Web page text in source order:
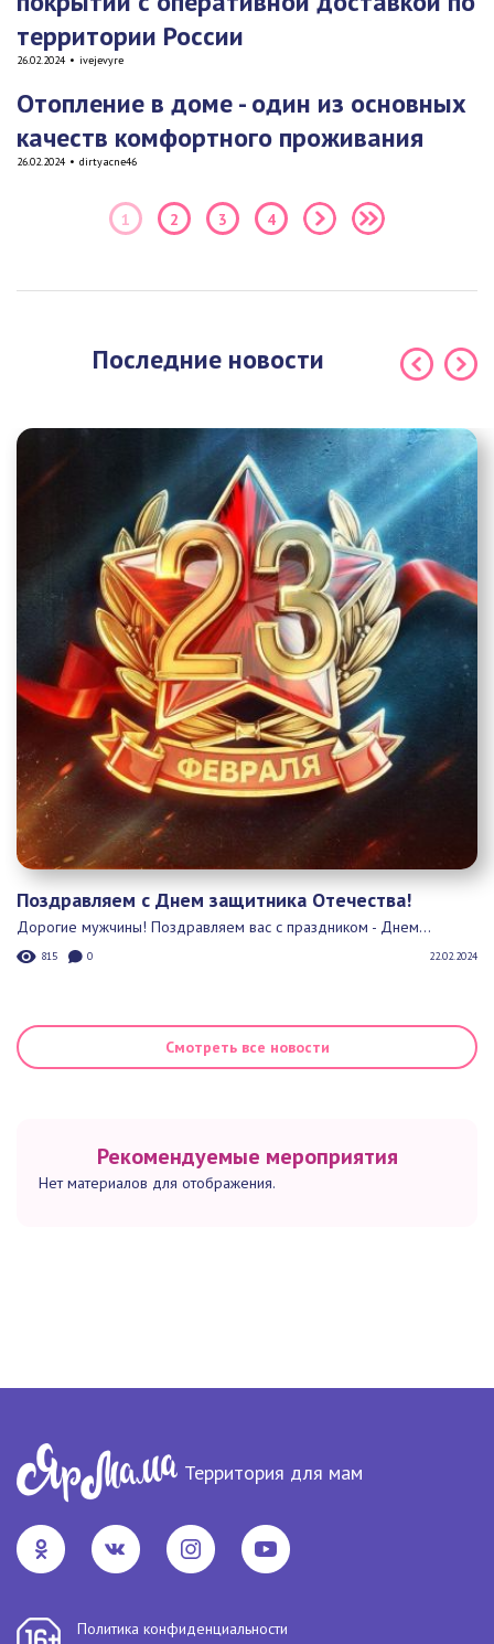
территории России
26.02.2024 • ivejevyre
Отопление в доме - один из основных
качеств комфортного проживания
26.02.2024 • dirtyacne46
1 2 3 4
Последние новости
Поздравляем с Днем защитника Отечества!
Дорогие мужчины! Поздравляем вас с праздником - Днем...
815 0 22.02.2024
Смотреть все новости
Рекомендуемые мероприятия
Нет материалов для отображения.
Территория для мам
Политика конфиденциальности